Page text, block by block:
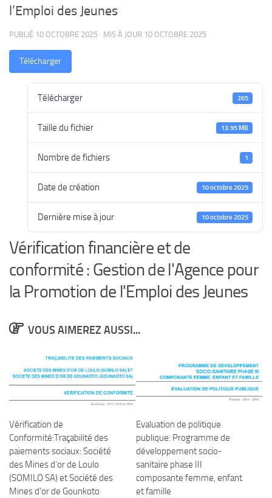
l’Emploi des Jeunes
PUBLIÉ 10 OCTOBRE 2025 · MIS À JOUR 10 OCTOBRE 2025
Télécharger
Télécharger 265
Taille du fichier 13.95 MB
Nombre de fichiers 1
Date de création 10 octobre 2025
Dernière mise à jour 10 octobre 2025
Vérification financière et de
conformité : Gestion de l'Agence pour
la Promotion de l'Emploi des Jeunes
VOUS AIMEREZ AUSSI...
Vérification de
Conformité:Traçabilité des
paiements sociaux: Société
des Mines d’or de Loulo
(SOMILO SA) et Société des
Mines d’or de Gounkoto
Evaluation de politique
publique: Programme de
développement socio-
sanitaire phase III
composante femme, enfant
et famille